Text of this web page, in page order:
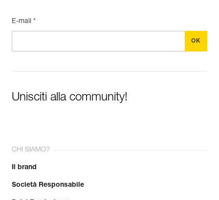
E-mail *
Unisciti alla community!
CHI SIAMO?
Il brand
Società Responsabile